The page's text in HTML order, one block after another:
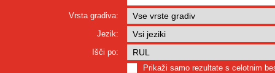
Vrsta gradiva:
Jezik:
Išči po:
Prikaži samo rezultate s celotnim